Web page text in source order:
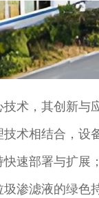
术，其创新
术相结合，
速部署与扩
渗滤液的绿色